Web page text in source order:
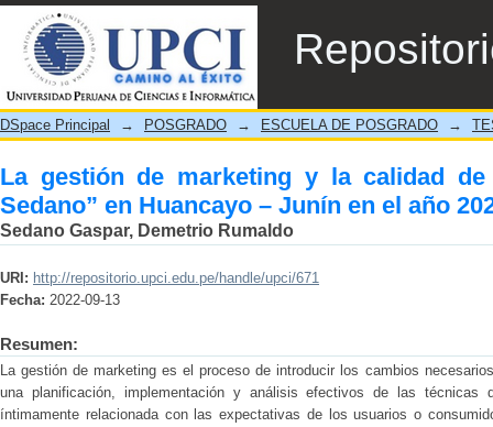
La gestión de marketing y la calidad de
el año 2020.
DSpace Principal → POSGRADO → ESCUELA DE POSGRADO →
La gestión de marketing y la calidad
Sedano” en Huancayo – Junín en el año
Sedano Gaspar, Demetrio Rumaldo
URI: http://repositorio.upci.edu.pe/handle/upci/671
Fecha: 2022-09-13
Resumen:
La gestión de marketing es el proceso de introducir los cambios
una planificación, implementación y análisis efectivos de las
íntimamente relacionada con las expectativas de los usuarios o